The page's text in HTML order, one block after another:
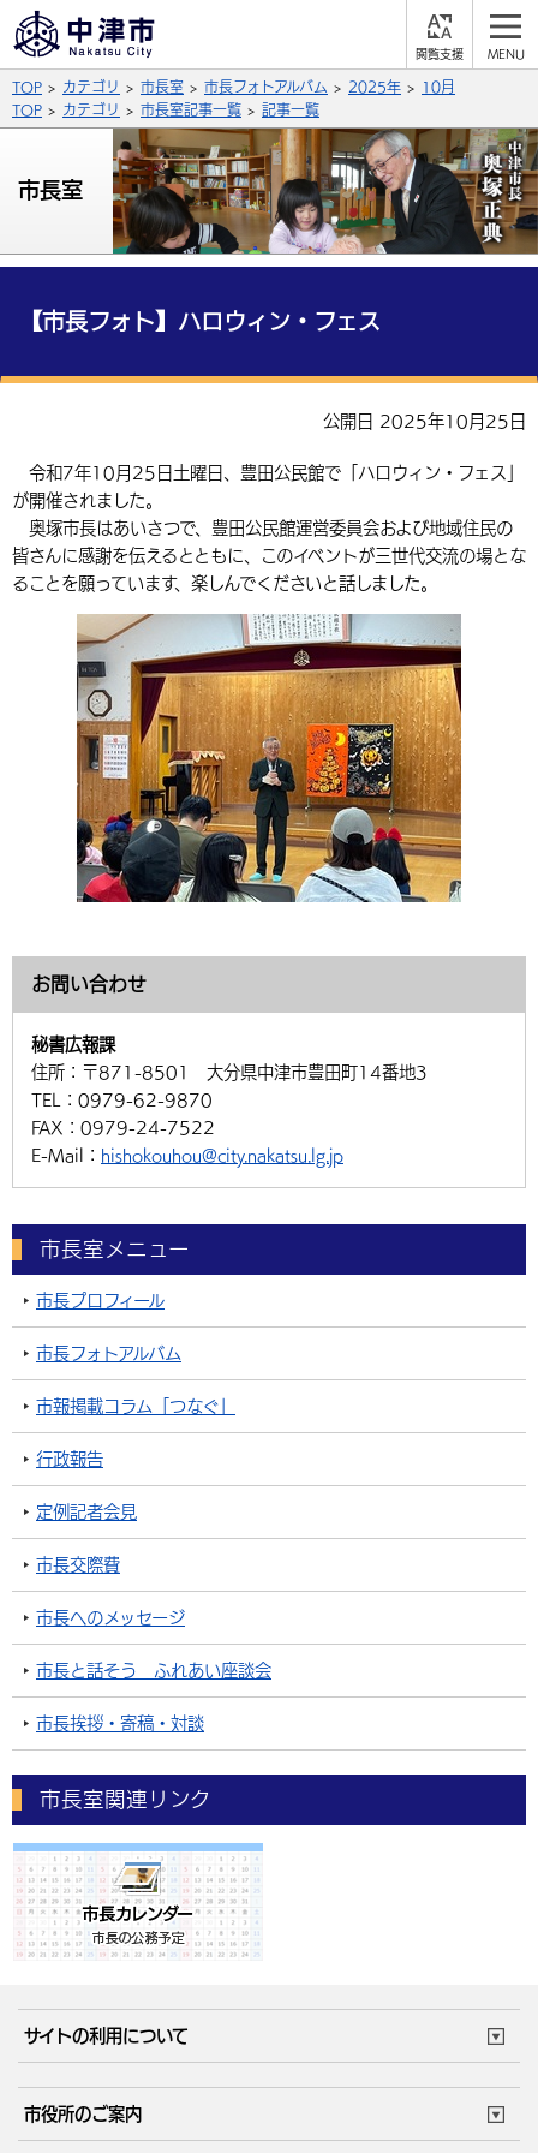
支
背景色
青 白
文字の大きさ
拡大 標準 縮小
言語を選択
英語（English） 中国語（簡体字）
中国語（繁体字） 韓国語（한국어）
組織案内
公式SNS
X (Twitter) YouTube
サイト内検索
総合メニュー
保険・年金
福祉・介護 健康・予防
税金
環境・衛生 生涯学習・スポーツ・人権
外国人の方向け情報
入札・契約 産業・雇用
農林水産業 税金
都市整備
子育て・教育
施設情報 子どもを預ける
手当・助成
相談・支援・情報 計画・施策
観光・移住
観光なび スポットを探す
遊ぶ・体験する グルメ・食べる
買う・おみやげ 四季のイベント・祭り
移住・定住
市政情報
中津市について 市役所の紹介
地方創生・地域活性化 広報・広聴
行政・計画
TOP カテゴリ 市長室 市長フォトアルバム 2025年
10月
TOP
カテゴリ 市長室記事一覧 記事一覧
市長室
【市長フォト】ハロウィン・フェス
公開日 2025年10月25日
令和7年10月25日土曜日、豊田公民館で「ハロウィン・フェス」
が開催されました。
奥塚市長はあいさつで、豊田公民館運営委員会および地域住民の
皆さんに感謝を伝えるとともに、このイベントが三世代交流の場とな
ることを願っています、楽しんでくださいと話しました。
お問い合わせ
秘書広報課
住所： 〒871-8501 大分県中津市豊田町14番地3
TEL： 0979-62-9870
FAX： 0979-24-7522
E-Mail： hishokouhou@city.nakatsu.lg.jp
市長室メニュー
市長プロフィール
市長フォトアルバム
市報掲載コラム「つなぐ」
行政報告
定例記者会見
市長交際費
市長へのメッセージ
市長と話そう ふれあい座談会
市長挨拶・寄稿・対談
市長室関連リンク
サイトの利用について
市役所のご案内